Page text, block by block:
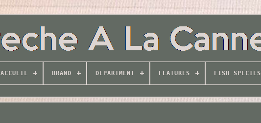
ACCUEIL BRAND DEPARTMENT FEATURES FISH SPECIES